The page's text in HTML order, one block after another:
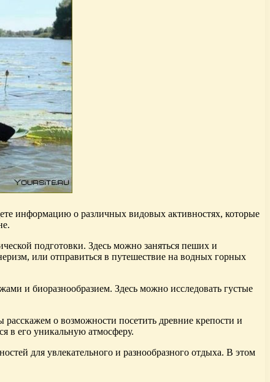
информацию о различных видовых активностях, которые
подготовки. Здесь можно заняться пеших и
или отправиться в путешествие на водных горных
и биоразнообразием. Здесь можно исследовать густые
о возможности посетить древние крепости и
в его уникальную атмосферу.
для увлекательного и разнообразного отдыха. В этом